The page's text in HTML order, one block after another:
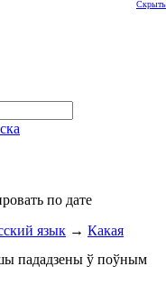
по дате
Скрыть
язык → Какая
пададзены ў поўным